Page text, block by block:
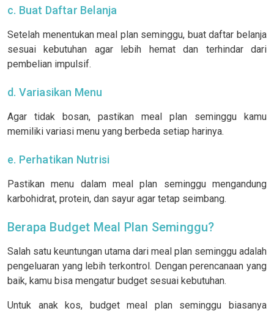
c. Buat Daftar Belanja
Setelah menentukan meal plan seminggu, buat daftar belanja
sesuai kebutuhan agar lebih hemat dan terhindar dari
pembelian impulsif.
d. Variasikan Menu
Agar tidak bosan, pastikan meal plan seminggu kamu
memiliki variasi menu yang berbeda setiap harinya.
e. Perhatikan Nutrisi
Pastikan menu dalam meal plan seminggu mengandung
karbohidrat, protein, dan sayur agar tetap seimbang.
Berapa Budget Meal Plan Seminggu?
Salah satu keuntungan utama dari meal plan seminggu adalah
pengeluaran yang lebih terkontrol. Dengan perencanaan yang
baik, kamu bisa mengatur budget sesuai kebutuhan.
Untuk anak kos, budget meal plan seminggu biasanya